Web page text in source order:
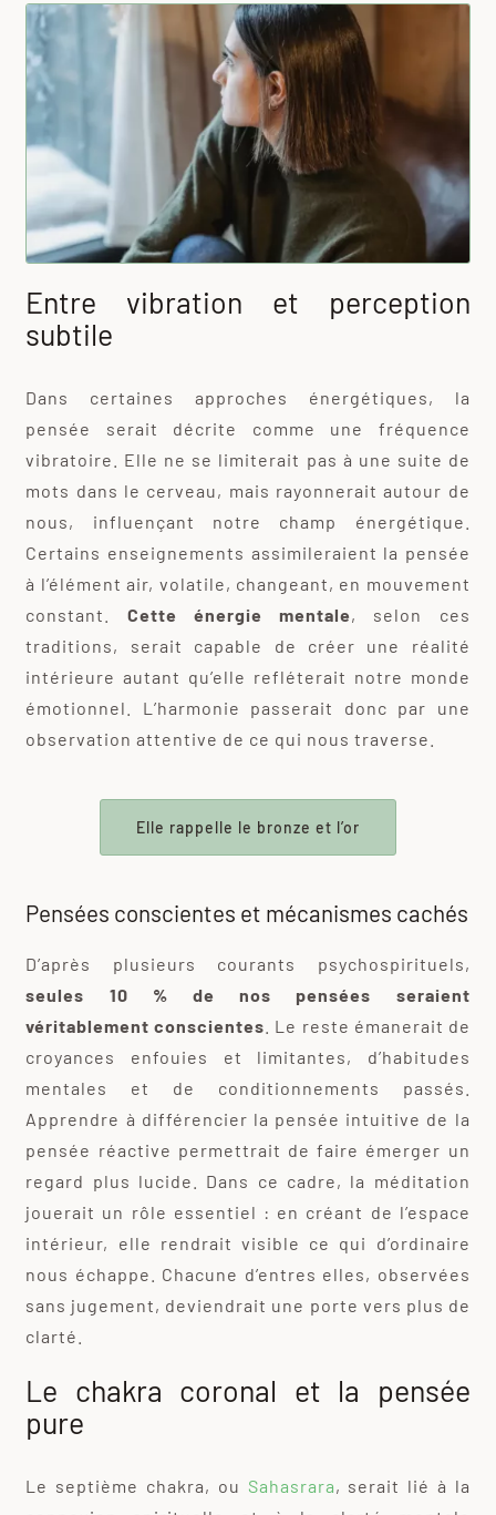
Entre vibration et perception
subtile
Dans certaines approches énergétiques, la
pensée serait décrite comme une fréquence
vibratoire. Elle ne se limiterait pas à une suite de
mots dans le cerveau, mais rayonnerait autour de
nous, influençant notre champ énergétique.
Certains enseignements assimileraient la pensée
à l’élément air, volatile, changeant, en mouvement
constant. Cette énergie mentale, selon ces
traditions, serait capable de créer une réalité
intérieure autant qu’elle refléterait notre monde
émotionnel. L’harmonie passerait donc par une
observation attentive de ce qui nous traverse.
Elle rappelle le bronze et l’or
Pensées conscientes et mécanismes cachés
D’après plusieurs courants psychospirituels,
seules 10 % de nos pensées seraient
véritablement conscientes . Le reste émanerait de
croyances enfouies et limitantes, d’habitudes
mentales et de conditionnements passés.
Apprendre à différencier la pensée intuitive de la
pensée réactive permettrait de faire émerger un
regard plus lucide. Dans ce cadre, la méditation
jouerait un rôle essentiel : en créant de l’espace
intérieur, elle rendrait visible ce qui d’ordinaire
nous échappe. Chacune d’entres elles, observées
sans jugement, deviendrait une porte vers plus de
clarté.
Le chakra coronal et la pensée
pure
Le septième chakra, ou Sahasrara, serait lié à la